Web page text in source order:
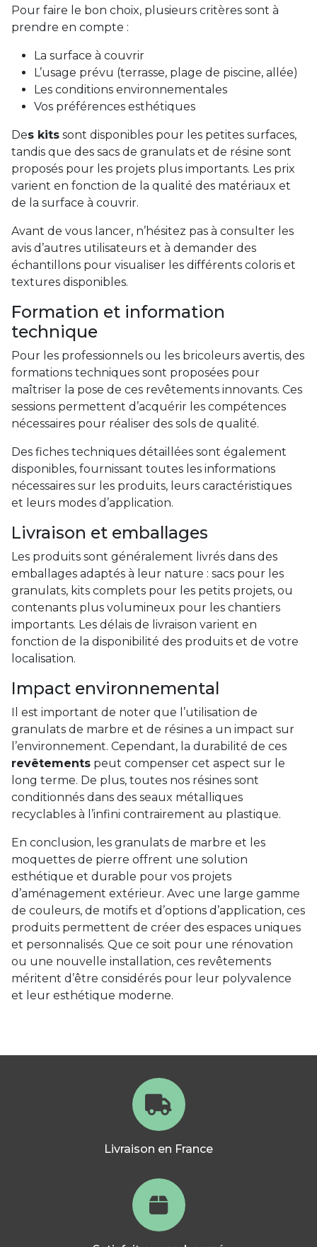
Pour faire le bon choix, plusieurs critères sont à
prendre en compte :
La surface à couvrir
L’usage prévu (terrasse, plage de piscine, allée)
Les conditions environnementales
Vos préférences esthétiques
Des kits sont disponibles pour les petites surfaces,
tandis que des sacs de granulats et de résine sont
proposés pour les projets plus importants. Les prix
varient en fonction de la qualité des matériaux et
de la surface à couvrir.
Avant de vous lancer, n’hésitez pas à consulter les
avis d’autres utilisateurs et à demander des
échantillons pour visualiser les différents coloris et
textures disponibles.
Formation et information
technique
Pour les professionnels ou les bricoleurs avertis, des
formations techniques sont proposées pour
maîtriser la pose de ces revêtements innovants. Ces
sessions permettent d’acquérir les compétences
nécessaires pour réaliser des sols de qualité.
Des fiches techniques détaillées sont également
disponibles, fournissant toutes les informations
nécessaires sur les produits, leurs caractéristiques
et leurs modes d’application.
Livraison et emballages
Les produits sont généralement livrés dans des
emballages adaptés à leur nature : sacs pour les
granulats, kits complets pour les petits projets, ou
contenants plus volumineux pour les chantiers
importants. Les délais de livraison varient en
fonction de la disponibilité des produits et de votre
localisation.
Impact environnemental
Il est important de noter que l’utilisation de
granulats de marbre et de résines a un impact sur
l’environnement. Cependant, la durabilité de ces
revêtements peut compenser cet aspect sur le
long terme. De plus, toutes nos résines sont
conditionnés dans des seaux métalliques
recyclables à l’infini contrairement au plastique.
En conclusion, les granulats de marbre et les
moquettes de pierre offrent une solution
esthétique et durable pour vos projets
d’aménagement extérieur. Avec une large gamme
de couleurs, de motifs et d’options d’application, ces
produits permettent de créer des espaces uniques
et personnalisés. Que ce soit pour une rénovation
ou une nouvelle installation, ces revêtements
méritent d’être considérés pour leur polyvalence
et leur esthétique moderne.
Livraison en France